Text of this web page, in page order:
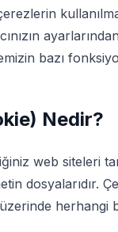
bazı
Nedir?
web siteleri
dosyalarıdır.
herhangi